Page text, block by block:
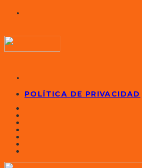
POLÍTICA DE PRIVACIDAD